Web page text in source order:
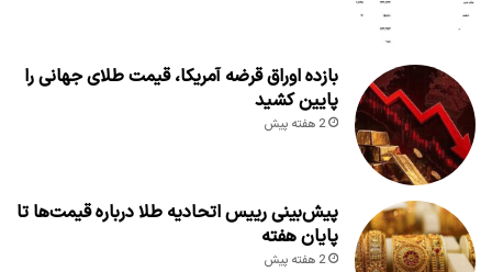
بازده اوراق قرضه آمریکا، قیمت طلای جهانی را
پایین کشید
2 هفته پیش
پیش‌بینی رییس اتحادیه طلا درباره قیمت‌ها تا
پایان هفته
2 هفته پیش